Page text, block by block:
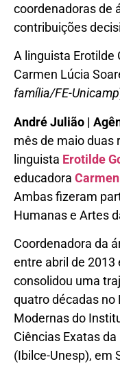
coordenadoras de
contribuições
A linguista Erotilde
Carmen Lúcia
família/FE-Unicamp
André Julião |
mês de maio duas
linguista Erotilde
educadora
Ambas fizeram
Humanas e Artes
Coordenadora da
entre abril de 2013
consolidou uma
quatro décadas
Modernas do
Ciências Exatas
(Ibilce-Unesp), em